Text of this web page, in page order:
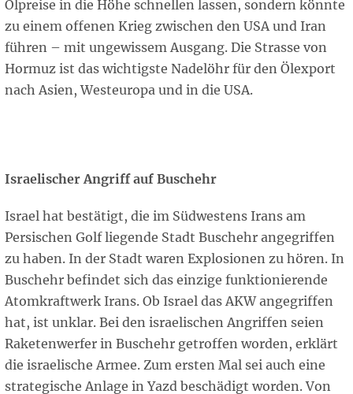
Ölpreise in die Höhe schnellen lassen, sondern könnte
zu einem offenen Krieg zwischen den USA und Iran
führen – mit ungewissem Ausgang. Die Strasse von
Hormuz ist das wichtigste Nadelöhr für den Ölexport
nach Asien, Westeuropa und in die USA.
Israelischer Angriff auf Buschehr
Israel hat bestätigt, die im Südwestens Irans am
Persischen Golf liegende Stadt Buschehr angegriffen
zu haben. In der Stadt waren Explosionen zu hören. In
Buschehr befindet sich das einzige funktionierende
Atomkraftwerk Irans. Ob Israel das AKW angegriffen
hat, ist unklar. Bei den israelischen Angriffen seien
Raketenwerfer in Buschehr getroffen worden, erklärt
die israelische Armee. Zum ersten Mal sei auch eine
strategische Anlage in Yazd beschädigt worden. Von